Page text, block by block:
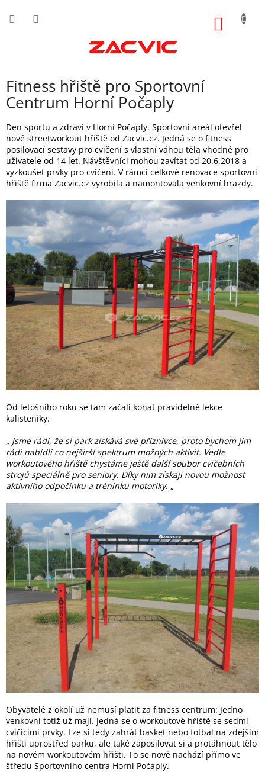
Fitness hřiště pro Sportovní
Centrum Horní Počaply
Den sportu a zdraví v Horní Počaply. Sportovní areál otevřel
nové streetworkout hřiště od Zacvic.cz. Jedná se o fitness
posilovací sestavy pro cvičení s vlastní váhou těla vhodné pro
uživatele od 14 let. Návštěvníci mohou zavítat od 20.6.2018 a
vyzkoušet prvky pro cvičení. V rámci celkové renovace sportovní
hřiště firma Zacvic.cz vyrobila a namontovala venkovní hrazdy.
Od letošního roku se tam začali konat pravidelně lekce
kalisteniky.
„ Jsme rádi, že si park získává své příznivce, proto bychom jim
rádi nabídli co nejširší spektrum možných aktivit. Vedle
workoutového hřiště chystáme ještě další soubor cvičebních
strojů speciálně pro seniory. Díky nim získají novou možnost
aktivního odpočinku a tréninku motoriky. „
Obyvatelé z okolí už nemusí platit za fitness centrum: Jedno
venkovní totiž už mají. Jedná se o workoutové hřiště se sedmi
cvičícími prvky. Lze si tedy zahrát basket nebo fotbal na zdejším
hřišti uprostřed parku, ale také zaposilovat si a protáhnout tělo
na novém workoutovém hřišti. To se nově nachází přímo ve
štředu Sportovního centra Horní Počaply.